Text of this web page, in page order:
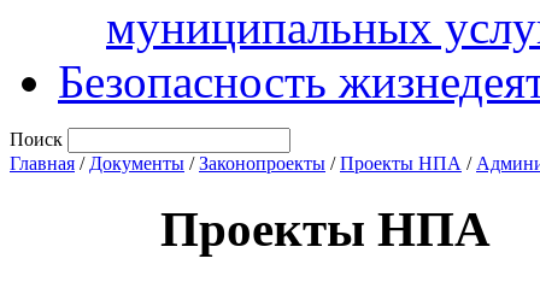
муниципальных
Безопасность
Поиск
Главная / Документы /Законопроекты /Проекты НПА /
Проекты НПА